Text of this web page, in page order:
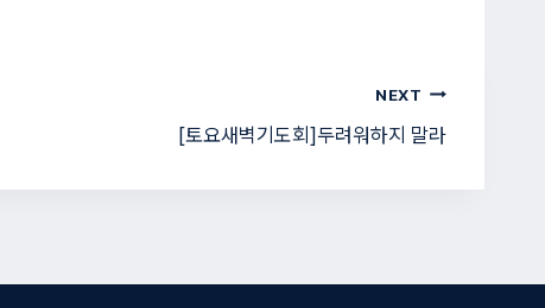
NEXT
[토요새벽기도회]두려워하지 말라